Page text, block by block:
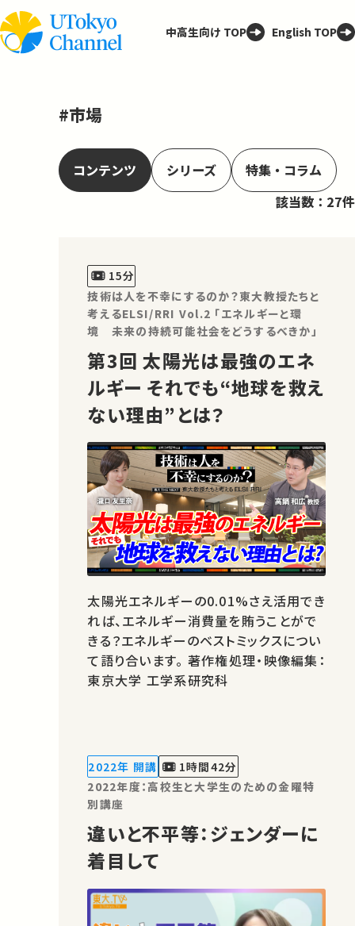
中高生向け TOP English TOP
#市場
コンテンツ シリーズ
特集・コラム
該当数：27件
15分
技術は人を不幸にするのか？東大教授たちと
考えるELSI/RRI Vol.2 「エネルギーと環
境 未来の持続可能社会をどうするべきか」
第3回 太陽光は最強のエネ
ルギー それでも“地球を救え
ない理由”とは？
太陽光エネルギーの0.01%さえ活用でき
れば、エネルギー消費量を賄うことがで
きる？エネルギーのベストミックスについ
て語り合います。 著作権処理・映像編集：
東京大学 工学系研究科
2022年 開講
1時間42分
2022年度：高校生と大学生のための金曜特
別講座
違いと不平等：ジェンダーに
着目して